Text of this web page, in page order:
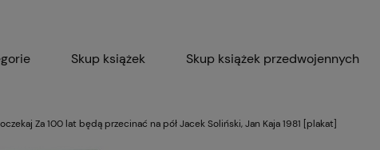
Skup książek Skup książek przedwojennych
Za 100 lat będą przecinać na pół Jacek Soliński, Jan Kaja 1981 [plakat]